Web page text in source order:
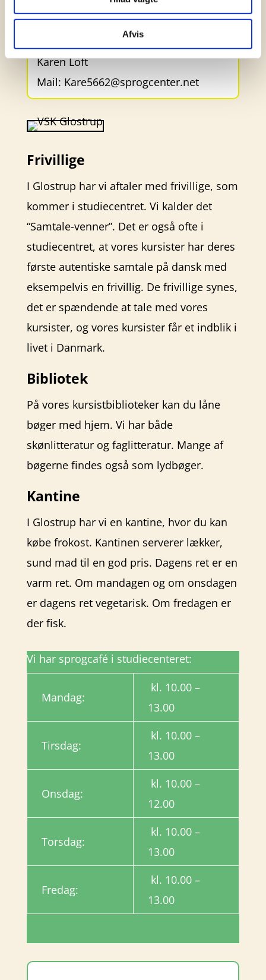
Afvis
Karen Loft
Mail: Kare5662@sprogcenter.net
Frivillige
I Glostrup har vi aftaler med frivillige, som
kommer i studiecentret. Vi kalder det
“Samtale-venner”. Det er også ofte i
studiecentret, at vores kursister har deres
første autentiske samtale på dansk med
eksempelvis en frivillig. De frivillige synes,
det er spændende at tale med vores
kursister, og vores kursister får et indblik i
livet i Danmark.
Bibliotek
På vores kursistbiblioteker kan du låne
bøger med hjem. Vi har både
skønlitteratur og faglitteratur. Mange af
bøgerne findes også som lydbøger.
Kantine
I Glostrup har vi en kantine, hvor du kan
købe frokost. Kantinen serverer lækker,
sund mad til en god pris. Dagens ret er en
varm ret. Om mandagen og om onsdagen
er dagens ret vegetarisk. Om fredagen er
der fisk.
Vi har sprogcafé i studiecenteret:
Mandag:
kl. 10.00 –
13.00
Tirsdag:
kl. 10.00 –
13.00
Onsdag:
kl. 10.00 –
12.00
Torsdag:
kl. 10.00 –
13.00
Fredag:
kl. 10.00 –
13.00